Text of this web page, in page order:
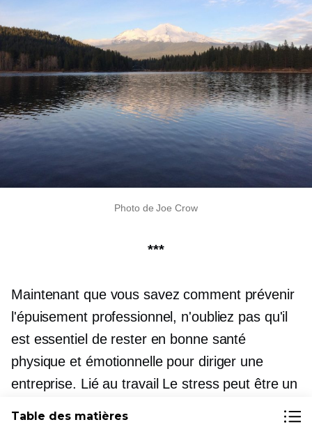
Photo de Joe Crow
***
Maintenant que vous savez comment prévenir
l'épuisement professionnel, n'oubliez pas qu'il
est essentiel de rester en bonne santé
physique et émotionnelle pour diriger une
entreprise. Lié au travail Le stress peut être un
Table des matières